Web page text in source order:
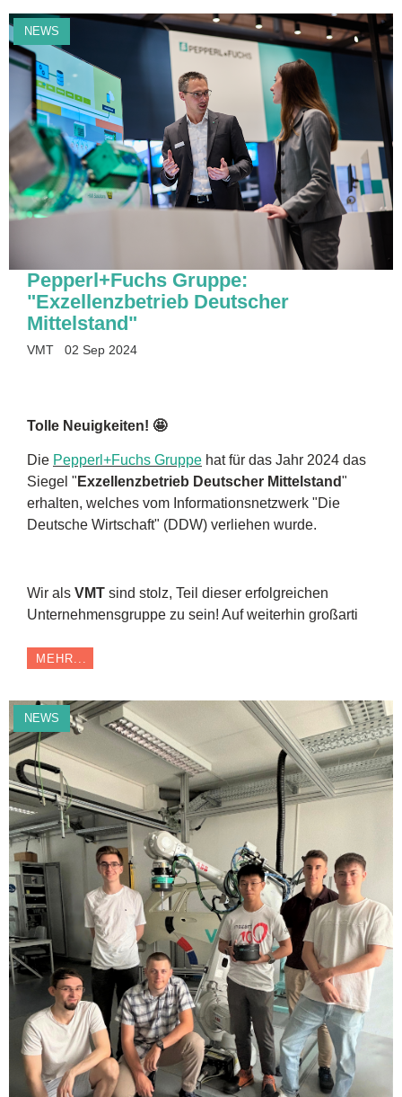
NEWS
Pepperl+Fuchs Gruppe:
"Exzellenzbetrieb Deutscher
Mittelstand"
VMT 02 Sep 2024
Tolle Neuigkeiten! 🤩
Die Pepperl+Fuchs Gruppe hat für das Jahr 2024 das
Siegel " Exzellenzbetrieb Deutscher Mittelstand"
erhalten, welches vom Informationsnetzwerk "Die
Deutsche Wirtschaft" (DDW) verliehen wurde.
Wir als VMT sind stolz, Teil dieser erfolgreichen
Unternehmensgruppe zu sein! Auf weiterhin großarti
MEHR...
NEWS